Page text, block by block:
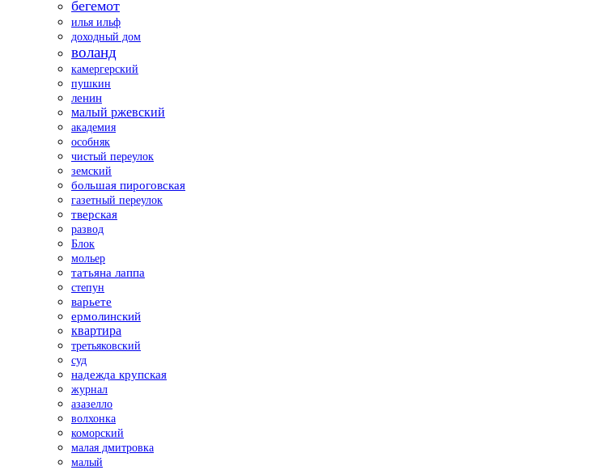
бегемот
илья ильф
доходный дом
воланд
камергерский
пушкин
ленин
малый ржевский
академия
особняк
чистый переулок
земский
большая пироговская
газетный переулок
тверская
развод
Блок
мольер
татьяна лаппа
степун
варьете
ермолинский
квартира
третьяковский
суд
надежда крупская
журнал
азазелло
волхонка
коморский
малая дмитровка
малый